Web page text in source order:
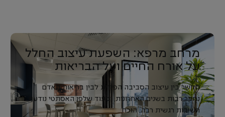
מרחב מרפא: השפעת עיצוב החלל
על אורח החיים ועל הבריאות
הקשר בין עיצוב הסביבה הפיזית לבין בריאות האדם
נחקר רבות בשנים האחרונות, ובעוד שלפן האסתטי נודעת
חשיבות רגשית רבה, הוכח...